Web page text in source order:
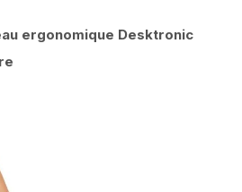
ergonomique Desktronic